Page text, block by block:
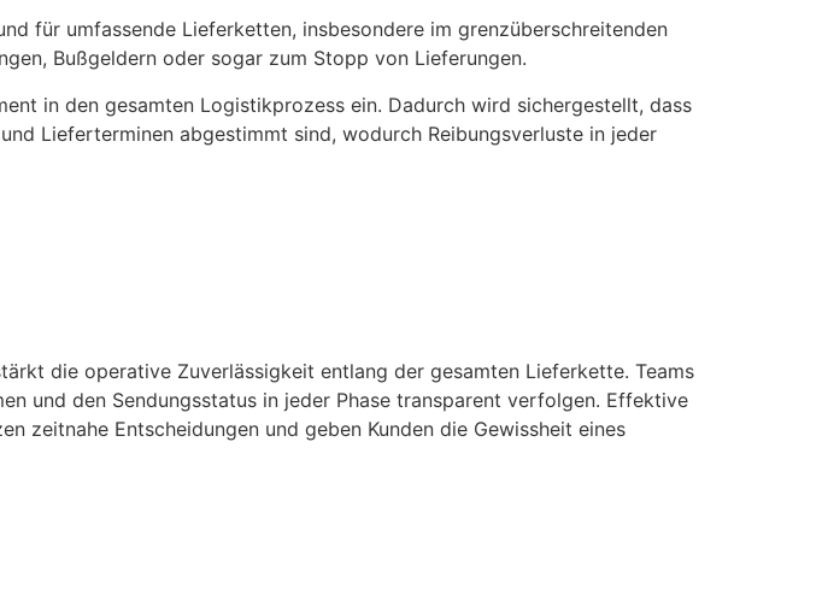
für umfassende Lieferketten, insbesondere im grenzüberschreitenden
Bußgeldern oder sogar zum Stopp von Lieferungen.
in den gesamten Logistikprozess ein. Dadurch wird sichergestellt, dass
Lieferterminen abgestimmt sind, wodurch Reibungsverluste in jeder
die operative Zuverlässigkeit entlang der gesamten Lieferkette. Teams
und den Sendungsstatus in jeder Phase transparent verfolgen. Effektive
zeitnahe Entscheidungen und geben Kunden die Gewissheit eines